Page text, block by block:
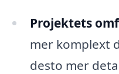
Projektets
mer komplext
desto mer